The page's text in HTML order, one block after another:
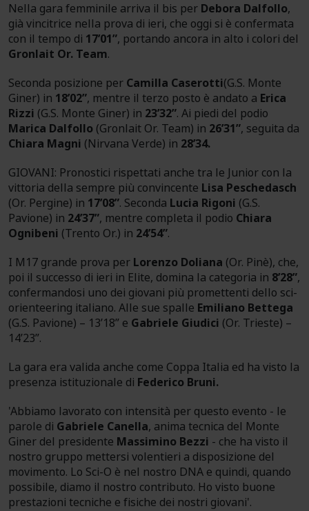
Nella gara femminile arriva il bis per Debora Dalfollo,
già vincitrice nella prova di ieri, che oggi si è confermata
con il tempo di 17’01”, portando ancora in alto i colori del
Gronlait Or. Team.
Seconda posizione per Camilla Caserotti(G.S. Monte
Giner) in 18’02”, mentre il terzo posto è andato a Erica
Rizzi (G.S. Monte Giner) in 23’32”. Ai piedi del podio
Marica Dalfollo (Gronlait Or. Team) in 26’31”, seguita da
Chiara Magni (Nirvana Verde) in 28’34.
GIOVANI: Pronostici rispettati anche tra le Junior con la
vittoria della sempre più convincente Lisa Peschedasch
(Or. Pergine) in 17’08”. Seconda Lucia Rigoni (G.S.
Pavione) in 24’37”, mentre completa il podio Chiara
Ognibeni (Trento Or.) in 24’54”.
I M17 grande prova per Lorenzo Doliana (Or. Pinè), che,
poi il successo di ieri in Elite, domina la categoria in 8’28”,
confermandosi uno dei giovani più promettenti dello sci-
orienteering italiano. Alle sue spalle Emiliano Bettega
(G.S. Pavione) – 13’18” e Gabriele Giudici (Or. Trieste) –
14’23”.
La gara era valida anche come Coppa Italia ed ha visto la
presenza istituzionale di Federico Bruni.
'Abbiamo lavorato con intensità per questo evento - le
parole di Gabriele Canella, anima tecnica del Monte
Giner del presidente Massimino Bezzi - che ha visto il
nostro gruppo mettersi volentieri a disposizione del
movimento. Lo Sci-O è nel nostro DNA e quindi, quando
possibile, diamo il nostro contributo. Ho visto buone
prestazioni tecniche e fisiche dei nostri giovani'.